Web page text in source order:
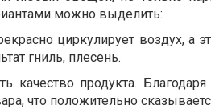
можно выделить:
циркулирует воздух, а
гниль, плесень.
качество продукта. Благодаря
что положительно